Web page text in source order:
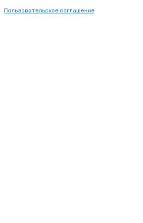
Пользовательское соглашение